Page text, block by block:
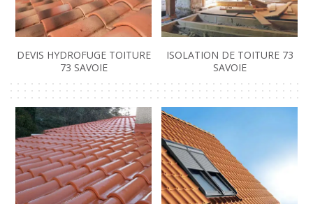
DEVIS HYDROFUGE TOITURE
73 SAVOIE
ISOLATION DE TOITURE 73
SAVOIE